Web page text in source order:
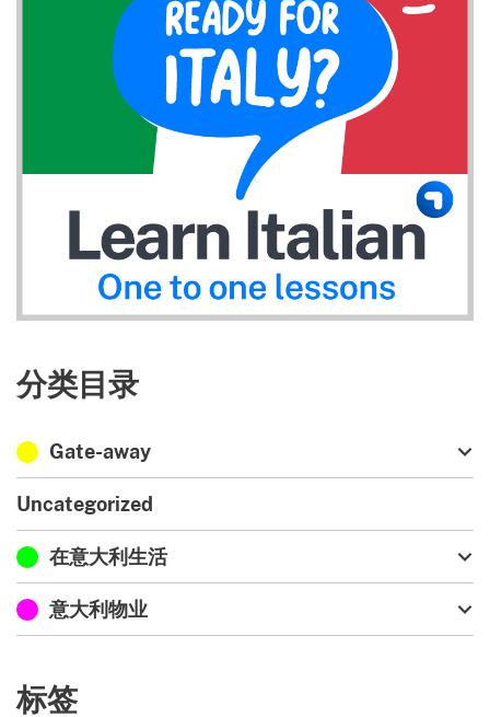
分类目录
Gate-away
Uncategorized
在意大利生活
意大利物业
标签